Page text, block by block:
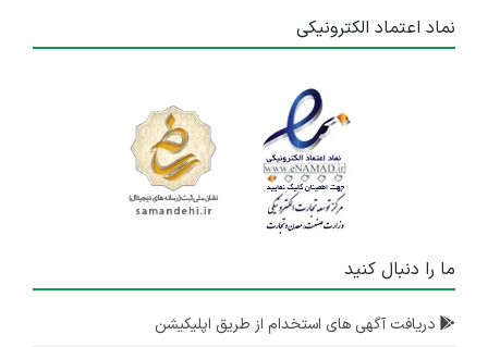
نماد اعتماد الکترونیکی
ما را دنبال کنید
دریافت آگهی های استخدام از طریق اپلیکیشن